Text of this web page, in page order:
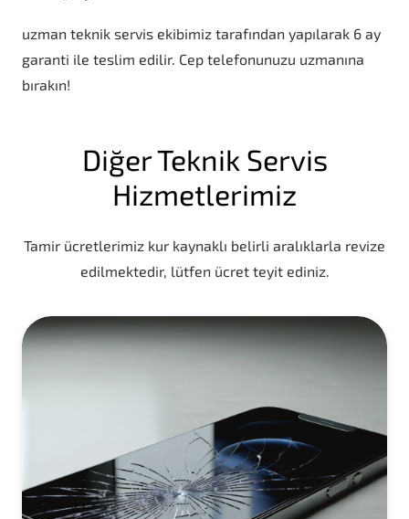
uzman teknik servis ekibimiz tarafından yapılarak 6 ay
garanti ile teslim edilir. Cep telefonunuzu uzmanına
bırakın!
Diğer Teknik Servis
Hizmetlerimiz
Tamir ücretlerimiz kur kaynaklı belirli aralıklarla revize
edilmektedir, lütfen ücret teyit ediniz.